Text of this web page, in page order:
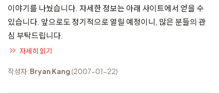
이야기를 나눴습니다. 자세한 정보는 아래 사이트에서 얻을 수
있습니다. 앞으로도 정기적으로 열릴 예정이니, 많은 분들의 관
심 부탁드립니다.
자세히 읽기
작성자: Bryan Kang (2007-01-22)